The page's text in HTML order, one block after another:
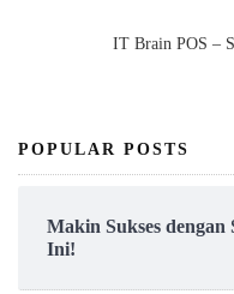
IT Brain POS –
POPULAR POSTS
Makin Sukses
Ini!